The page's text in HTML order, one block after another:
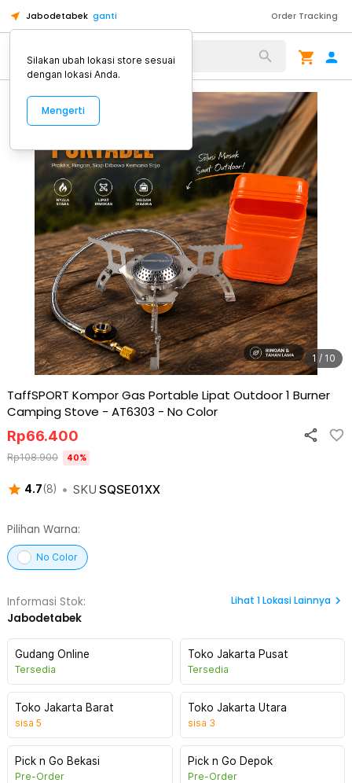
Jabodetabek ganti Order Tracking
Alat Kopi
1 / 10
TaffSPORT Kompor Gas Portable Lipat Outdoor 1 Burner
Camping Stove - AT6303 - No Color
4.7(8) • SKU SQSE01XX
Rp66.400
Rp108.900 40%
Pilihan Warna:
No Color
Informasi Stok:
Jabodetabek
Lihat 1Lokasi Lainnya
Gudang Online
Tersedia
Toko Jakarta Pusat
Tersedia
Toko Jakarta Barat
sisa 5
Toko Jakarta Utara
sisa 3
Pick n Go Bekasi
Pre-Order
Pick n Go Depok
Pre-Order
Silakan ubah lokasi store sesuai
dengan lokasi Anda.
Mengerti